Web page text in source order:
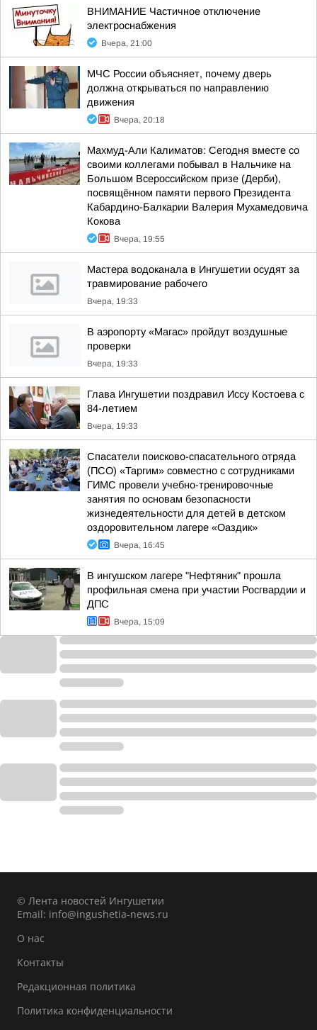
ВНИМАНИЕ Частичное отключение
электроснабжения
Вчера, 21:00
МЧС России объясняет, почему дверь
должна открываться по направлению
движения
Вчера, 20:18
Махмуд-Али Калиматов: Сегодня вместе со
своими коллегами побывал в Нальчике на
Большом Всероссийском призе (Дерби),
посвящённом памяти первого Президента
Кабардино-Балкарии Валерия Мухамедовича
Кокова
Вчера, 19:55
Мастера водоканала в Ингушетии осудят за
травмирование рабочего
Вчера, 19:33
В аэропорту «Магас» пройдут воздушные
проверки
Вчера, 19:33
Глава Ингушетии поздравил Иссу Костоева с
84-летием
Вчера, 19:33
Спасатели поисково-спасательного отряда
(ПСО) «Таргим» совместно с сотрудниками
ГИМС провели учебно-тренировочные
занятия по основам безопасности
жизнедеятельности для детей в детском
оздоровительном лагере «Оаздик»
Вчера, 16:45
В ингушском лагере "Нефтяник" прошла
профильная смена при участии Росгвардии и
ДПС
Вчера, 15:09
© Лента новостей Ингушетии
Email: info@ingushetia-news.ru
О нас
Контакты
Редакционная политика
Политика конфиденциальности